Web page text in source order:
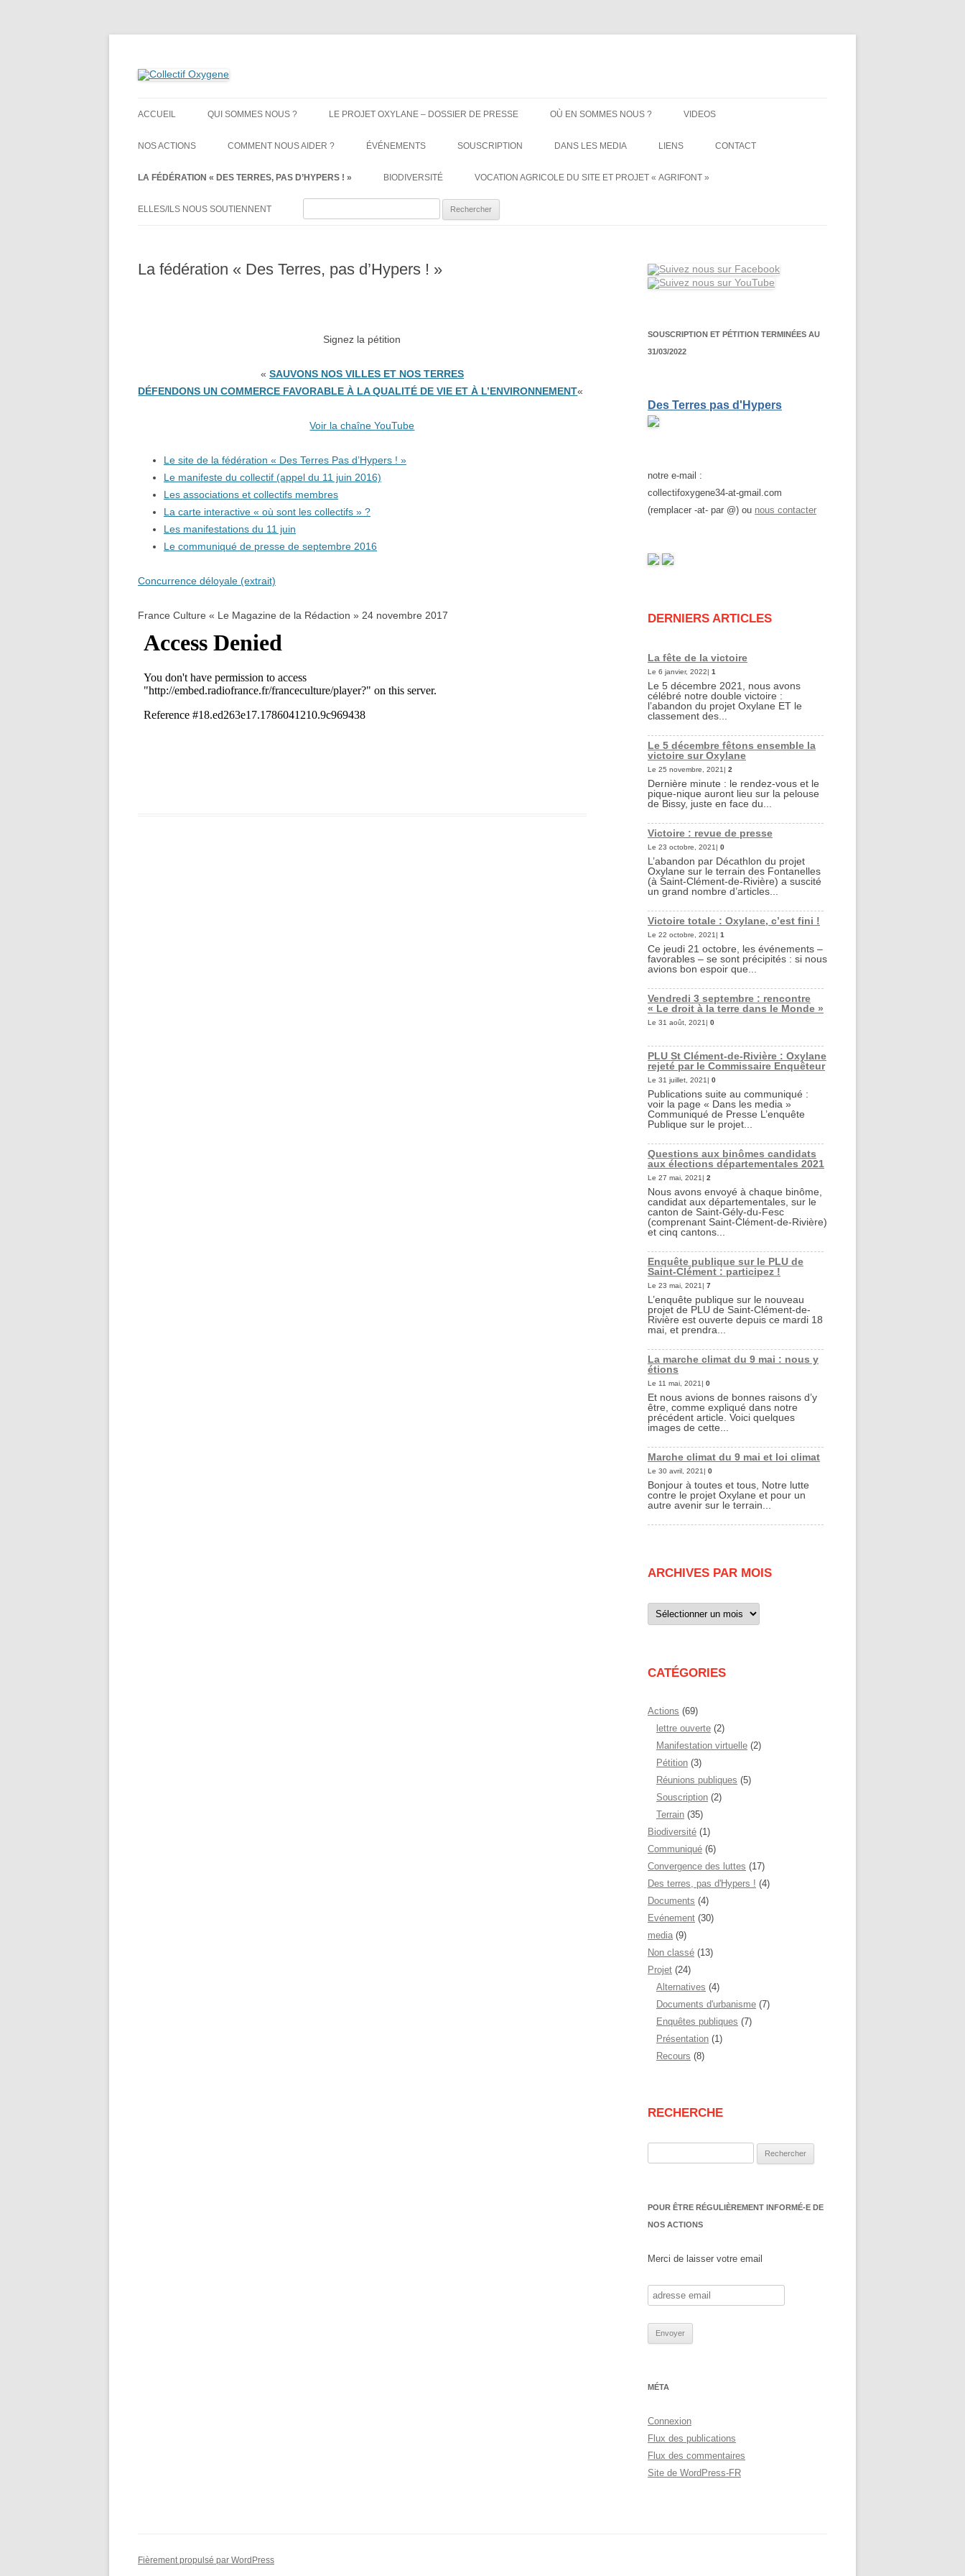
Collectif Oxygene
au
ACCUEIL QUI SOMMES NOUS ? LE PROJET OXYLANE – DOSSIER DE PRESSE OÙ EN SOMMES NOUS ? VIDEOS
NOS ACTIONS COMMENT NOUS AIDER ? ÉVÉNEMENTS SOUSCRIPTION DANS LES MEDIA LIENS CONTACT
LA FÉDÉRATION « DES TERRES, PAS D’HYPERS ! » BIODIVERSITÉ VOCATION AGRICOLE DU SITE ET PROJET « AGRIFONT »
ELLES/ILS NOUS SOUTIENNENT
La fédération « Des Terres, pas d’Hypers ! »
Signez la pétition
« SAUVONS NOS VILLES ET NOS TERRES
DÉFENDONS UN COMMERCE FAVORABLE À LA QUALITÉ DE VIE ET À L’ENVIRONNEMENT«
Voir la chaîne YouTube
Le site de la fédération « Des Terres Pas d’Hypers ! »
Le manifeste du collectif (appel du 11 juin 2016)
Les associations et collectifs membres
La carte interactive « où sont les collectifs » ?
Les manifestations du 11 juin
Le communiqué de presse de septembre 2016
Concurrence déloyale (extrait)
France Culture « Le Magazine de la Rédaction » 24 novembre 2017
SOUSCRIPTION ET PÉTITION TERMINÉES AU
31/03/2022
Des Terres pas d'Hypers
notre e-mail :
collectifoxygene34-at-gmail.com
(remplacer -at- par @) ou nous contacter
DERNIERS ARTICLES
La fête de la victoire
Le 6 janvier, 2022| 1
Le 5 décembre 2021, nous avons
célébré notre double victoire :
l’abandon du projet Oxylane ET le
classement des...
Le 5 décembre fêtons ensemble la
victoire sur Oxylane
Le 25 novembre, 2021| 2
Dernière minute : le rendez-vous et le
pique-nique auront lieu sur la pelouse
de Bissy, juste en face du...
Victoire : revue de presse
Le 23 octobre, 2021| 0
L’abandon par Décathlon du projet
Oxylane sur le terrain des Fontanelles
(à Saint-Clément-de-Rivière) a suscité
un grand nombre d’articles...
Victoire totale : Oxylane, c’est fini !
Le 22 octobre, 2021| 1
Ce jeudi 21 octobre, les événements –
favorables – se sont précipités : si nous
avions bon espoir que...
Vendredi 3 septembre : rencontre
« Le droit à la terre dans le Monde »
Le 31 août, 2021| 0
PLU St Clément-de-Rivière : Oxylane
rejeté par le Commissaire Enquêteur
Le 31 juillet, 2021| 0
Publications suite au communiqué :
voir la page « Dans les media »
Communiqué de Presse L’enquête
Publique sur le projet...
Questions aux binômes candidats
aux élections départementales 2021
Le 27 mai, 2021| 2
Nous avons envoyé à chaque binôme,
candidat aux départementales, sur le
canton de Saint-Gély-du-Fesc
(comprenant Saint-Clément-de-Rivière)
et cinq cantons...
Enquête publique sur le PLU de
Saint-Clément : participez !
Le 23 mai, 2021| 7
L’enquête publique sur le nouveau
projet de PLU de Saint-Clément-de-
Rivière est ouverte depuis ce mardi 18
mai, et prendra...
La marche climat du 9 mai : nous y
étions
Le 11 mai, 2021| 0
Et nous avions de bonnes raisons d’y
être, comme expliqué dans notre
précédent article. Voici quelques
images de cette...
Marche climat du 9 mai et loi climat
Le 30 avril, 2021| 0
Bonjour à toutes et tous, Notre lutte
contre le projet Oxylane et pour un
autre avenir sur le terrain...
ARCHIVES PAR MOIS
Archives
par
CATÉGORIES
Actions (69)
lettre ouverte (2)
Manifestation virtuelle (2)
Pétition (3)
Réunions publiques (5)
Souscription (2)
Terrain (35)
Biodiversité (1)
Communiqué (6)
Convergence des luttes (17)
Des terres, pas d'Hypers ! (4)
Documents (4)
Evénement (30)
media (9)
Non classé (13)
Projet (24)
Alternatives (4)
Documents d'urbanisme (7)
Enquêtes publiques (7)
Présentation (1)
Recours (8)
RECHERCHE
POUR ÊTRE RÉGULIÈREMENT INFORMÉ-E DE
NOS ACTIONS
Merci de laisser votre email
MÉTA
Connexion
Flux des publications
Flux des commentaires
Site de WordPress-FR
Fièrement propulsé par WordPress